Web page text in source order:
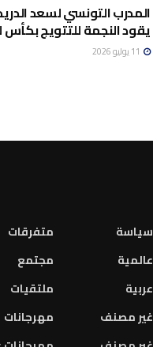
المدرب التونسي لسعد
يقود النجمة للتتويج بكأس
سياسة
عالمية
عربية
غير مصنف
متفرقات
مجتمع
ملتقيات
مهرجانات